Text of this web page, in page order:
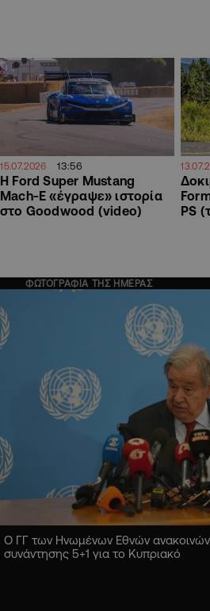
15.07.2026 13:56
Η Ford Super Mustang
Mach-E «έγραψε» ιστορία
στο Goodwood (video)
PS
ΦΩΤΟΓΡΑΦΙΑ ΤΗΣ ΗΜΕΡΑΣ
Ο ΓΓ των Ηνωμένων Εθνών
συνάντησης 5+1 για το Κυπριακό